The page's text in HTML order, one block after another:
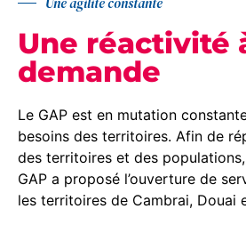
Une réactivité
demande
Le GAP est en mutation
besoins des territoires. Afin de
des territoires et des
GAP a proposé l’ouverture de
les territoires de Cambrai, Douai